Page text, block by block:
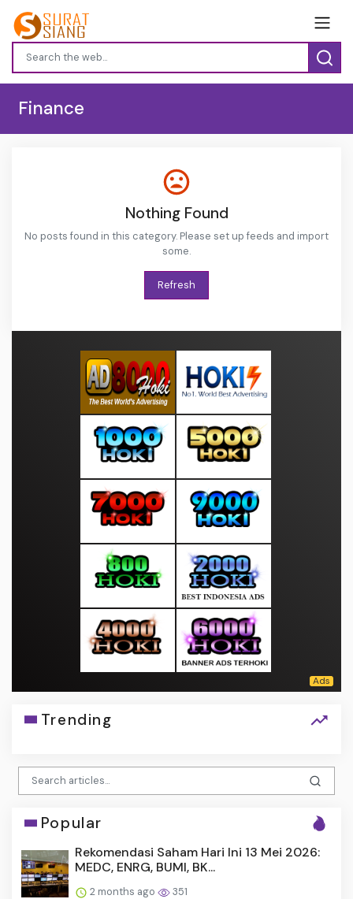
Finance
Nothing Found
No posts found in this category. Please set up feeds and import
some.
Refresh
Trending
Popular
Rekomendasi Saham Hari Ini 13 Mei 2026:
MEDC, ENRG, BUMI, BK...
2 months ago 351